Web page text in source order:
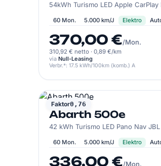
54kWh Turismo LED Apple CarPlay
60 Mon. 5.000 km/J Elektro
370,00 €/Mon.
310,92 € netto · 0,89 €/km
via Null-Leasing
Verbr.*: 17.5 kWh/100km (komb.) A
Faktor0,76
ABARTH
Abarth 500e
42 kWh Turismo LED Pano Nav JBL
60 Mon. 5.000 km/J Elektro
336,00 €/Mon.